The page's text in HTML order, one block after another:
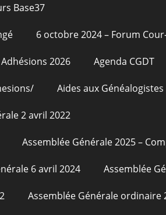
Base37
6 octobre 2024 – Forum
Adhésions 2026 Agenda CGDT
Aides aux Généalogistes
2 avril 2022
Assemblée Générale 2025 –
6 avril 2024 Assemblée
Assemblée Générale ordinaire